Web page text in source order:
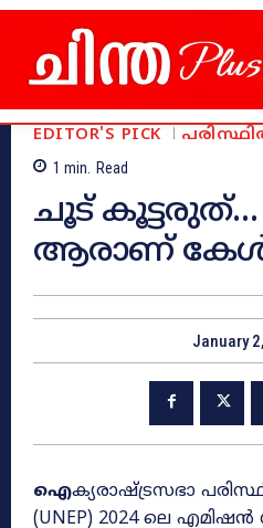
EDITOR'S PICK
1 min. Read
ചൂട് കൂട്ടരുത്…
ആരാണ്
January
ഐക്യരാഷ്ട്രസഭാ
(UNEP) 2024 ലെ എമിഷൻ